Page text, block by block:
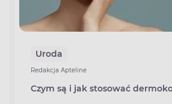
Uroda
Redakcja Apteline
Czym są i jak stosować